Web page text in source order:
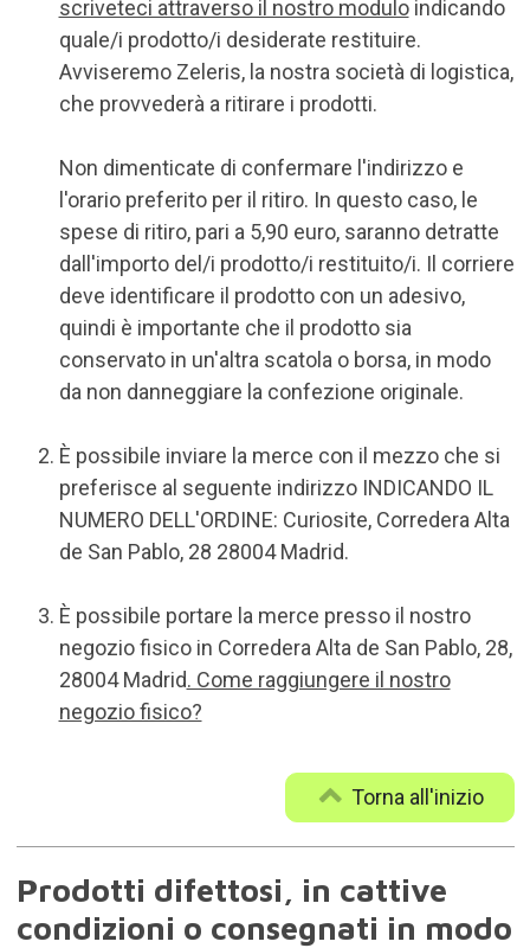
scriveteci attraverso il nostro moduloindicando
quale/i prodotto/i desiderate restituire.
Avviseremo Zeleris, la nostra società di logistica,
che provvederà a ritirare i prodotti.
Non dimenticate di confermare l'indirizzo e
l'orario preferito per il ritiro. In questo caso, le
spese di ritiro, pari a 5,90 euro, saranno detratte
dall'importo del/i prodotto/i restituito/i. Il corriere
deve identificare il prodotto con un adesivo,
quindi è importante che il prodotto sia
conservato in un'altra scatola o borsa, in modo
da non danneggiare la confezione originale.
È possibile inviare la merce con il mezzo che si
preferisce al seguente indirizzo INDICANDO IL
NUMERO DELL'ORDINE: Curiosite, Corredera Alta
de San Pablo, 28 28004 Madrid.
È possibile portare la merce presso il nostro
negozio fisico in Corredera Alta de San Pablo, 28,
28004 Madrid. Come raggiungere il nostro
negozio fisico?
Torna all'inizio
Prodotti difettosi, in cattive
condizioni o consegnati in modo